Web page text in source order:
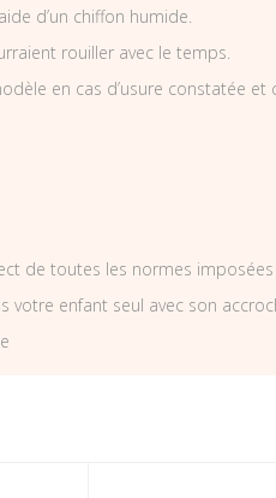
d’un chiffon humide.
rouiller avec le temps.
en cas d’usure constatée et
de toutes les normes
enfant seul avec son